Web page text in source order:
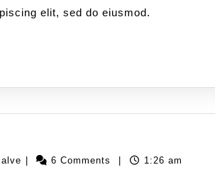
elit, sed do eiusmod.
6 Comments 1:26 am